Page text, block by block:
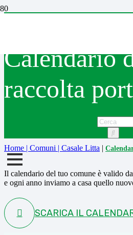
Calendario
raccolta
Home | Comuni | Casale Litta |
Il calendario del tuo comune è valido
e ogni anno inviamo a casa quello
SCARICA IL